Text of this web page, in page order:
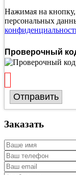
Нажимая на кнопку,
персональных
Проверочный
Отправить
Заказать